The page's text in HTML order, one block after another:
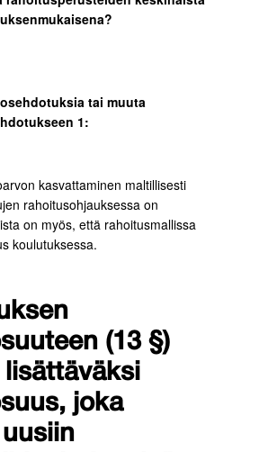
tai muuta
1:
kasvattaminen maltillisesti
rahoitusohjauksessa on
on myös, että rahoitusmallissa
koulutuksessa.
(13 §)
joka